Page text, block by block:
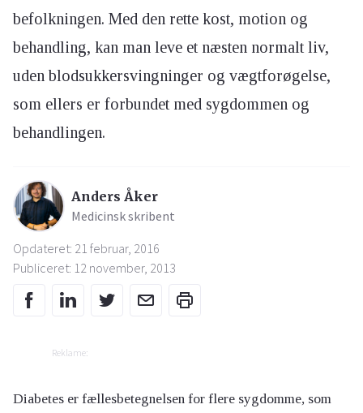
befolkningen. Med den rette kost, motion og
behandling, kan man leve et næsten normalt liv,
uden blodsukkersvingninger og vægtforøgelse,
som ellers er forbundet med sygdommen og
behandlingen.
Anders Åker
Medicinsk skribent
Opdateret: 21 februar, 2016
Publiceret: 12 november, 2013
Reklame:
Diabetes er fællesbetegnelsen for flere sygdomme, som